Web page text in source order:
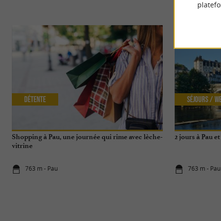
Shopping à Pau, une journée qui rime avec lèche-
vitrine
763 m - Pau
Détente
2 jours à Pau
763 m - Pau
Séjours /